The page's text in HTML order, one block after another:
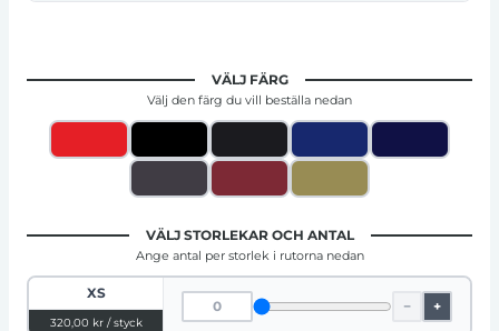
VÄLJ FÄRG
Välj den färg du vill beställa nedan
VÄLJ STORLEKAR OCH ANTAL
Ange antal per storlek i rutorna nedan
XS
320,00 kr / styck
− +